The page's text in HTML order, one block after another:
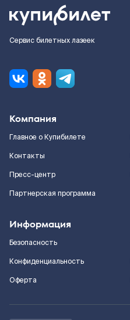
Сервис билетных лазеек
Компания
Главное о Купибилете
Контакты
Пресс-центр
Партнерская программа
Информация
Безопасность
Конфиденциальность
Оферта